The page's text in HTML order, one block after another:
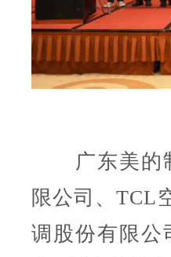
广东美的制
限公司、TCL
调股份有限公